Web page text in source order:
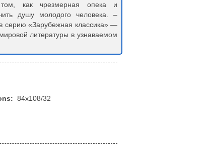
том, как чрезмерная опека и
душу молодого человека. –
серию «Зарубежная классика» —
литературы в узнаваемом
84x108/32